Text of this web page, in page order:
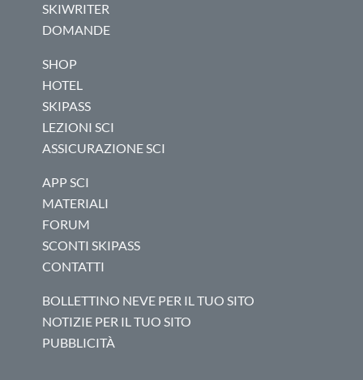
SKIWRITER
DOMANDE
SHOP
HOTEL
SKIPASS
LEZIONI SCI
ASSICURAZIONE SCI
APP SCI
MATERIALI
FORUM
SCONTI SKIPASS
CONTATTI
BOLLETTINO NEVE PER IL TUO SITO
NOTIZIE PER IL TUO SITO
PUBBLICITÀ